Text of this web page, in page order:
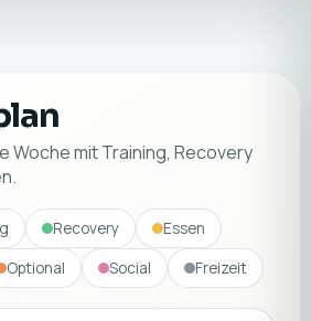
Woche mit Training, Recovery
Recovery
Essen
Optional Social Freizeit